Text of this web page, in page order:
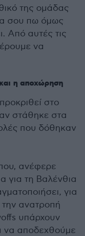
της ομάδας
σου πω όμως
Από αυτές τις
να
η αποχώρηση
στο
στάθηκε στα
που δόθηκαν
ανέφερε
για τη Βαλένθια
για
την ανατροπή
υπάρχουν
να αποδεχθούμε